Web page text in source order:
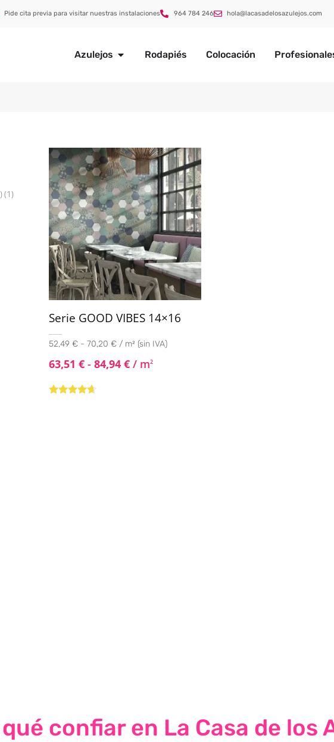
Pide cita previa para visitar nuestras instalaciones 964 784 246 hola@lacasadelosazulejos.com
Azulejos Rodapiés Colocación
(1)
Serie GOOD VIBES 14×16
52,49 € - 70,20 € / m² (sin IVA)
63,51 € - 84,94 € / m2
confiar en La Casa de los